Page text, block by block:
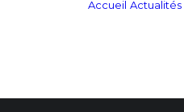
Accueil Actualités